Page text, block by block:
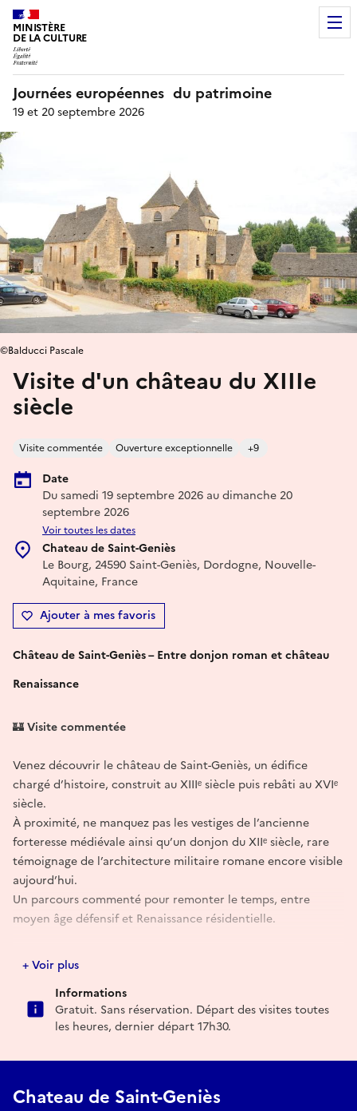
MINISTÈRE
DE LA CULTURE
Journées européennes du patrimoine
19 et 20 septembre 2026
Visite d'un château du XIIIe
siècle
Visite commentée Ouverture exceptionnelle +9
Date
Du samedi 19 septembre 2026 au dimanche 20
septembre 2026
Voir toutes les dates
Chateau de Saint-Geniès
Le Bourg, 24590 Saint-Geniès, Dordogne, Nouvelle-
Aquitaine, France
Ajouter à mes favoris
©Balducci Pascale
Château de Saint-Geniès – Entre donjon roman et château
Renaissance
🏰Visite commentée
Venez découvrir le château de Saint-Geniès, un édifice
chargé d’histoire, construit au XIIIᵉ siècle puis rebâti au XVIᵉ
siècle.
À proximité, ne manquez pas les vestiges de l’ancienne
forteresse médiévale ainsi qu’un donjon du XIIᵉ siècle, rare
témoignage de l’architecture militaire romane encore visible
aujourd’hui.
Un parcours commenté pour remonter le temps, entre
moyen âge défensif et Renaissance résidentielle.
Départ des visites toutes les heures, dernier départ 17h30.
+ Voir plus
Informations
Gratuit. Sans réservation. Départ des visites toutes
les heures, dernier départ 17h30.
Chateau de Saint-Geniès